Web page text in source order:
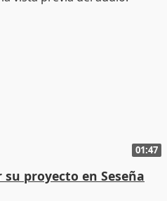
01:47
proyecto en Seseña